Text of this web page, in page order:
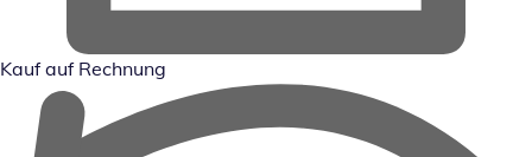
Kauf auf Rechnung